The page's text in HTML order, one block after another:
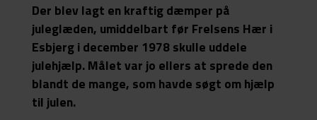
Der blev lagt en kraftig dæmper på
juleglæden, umiddelbart før Frelsens Hær i
Esbjerg i december 1978 skulle uddele
julehjælp. Målet var jo ellers at sprede den
blandt de mange, som havde søgt om hjælp
til julen.